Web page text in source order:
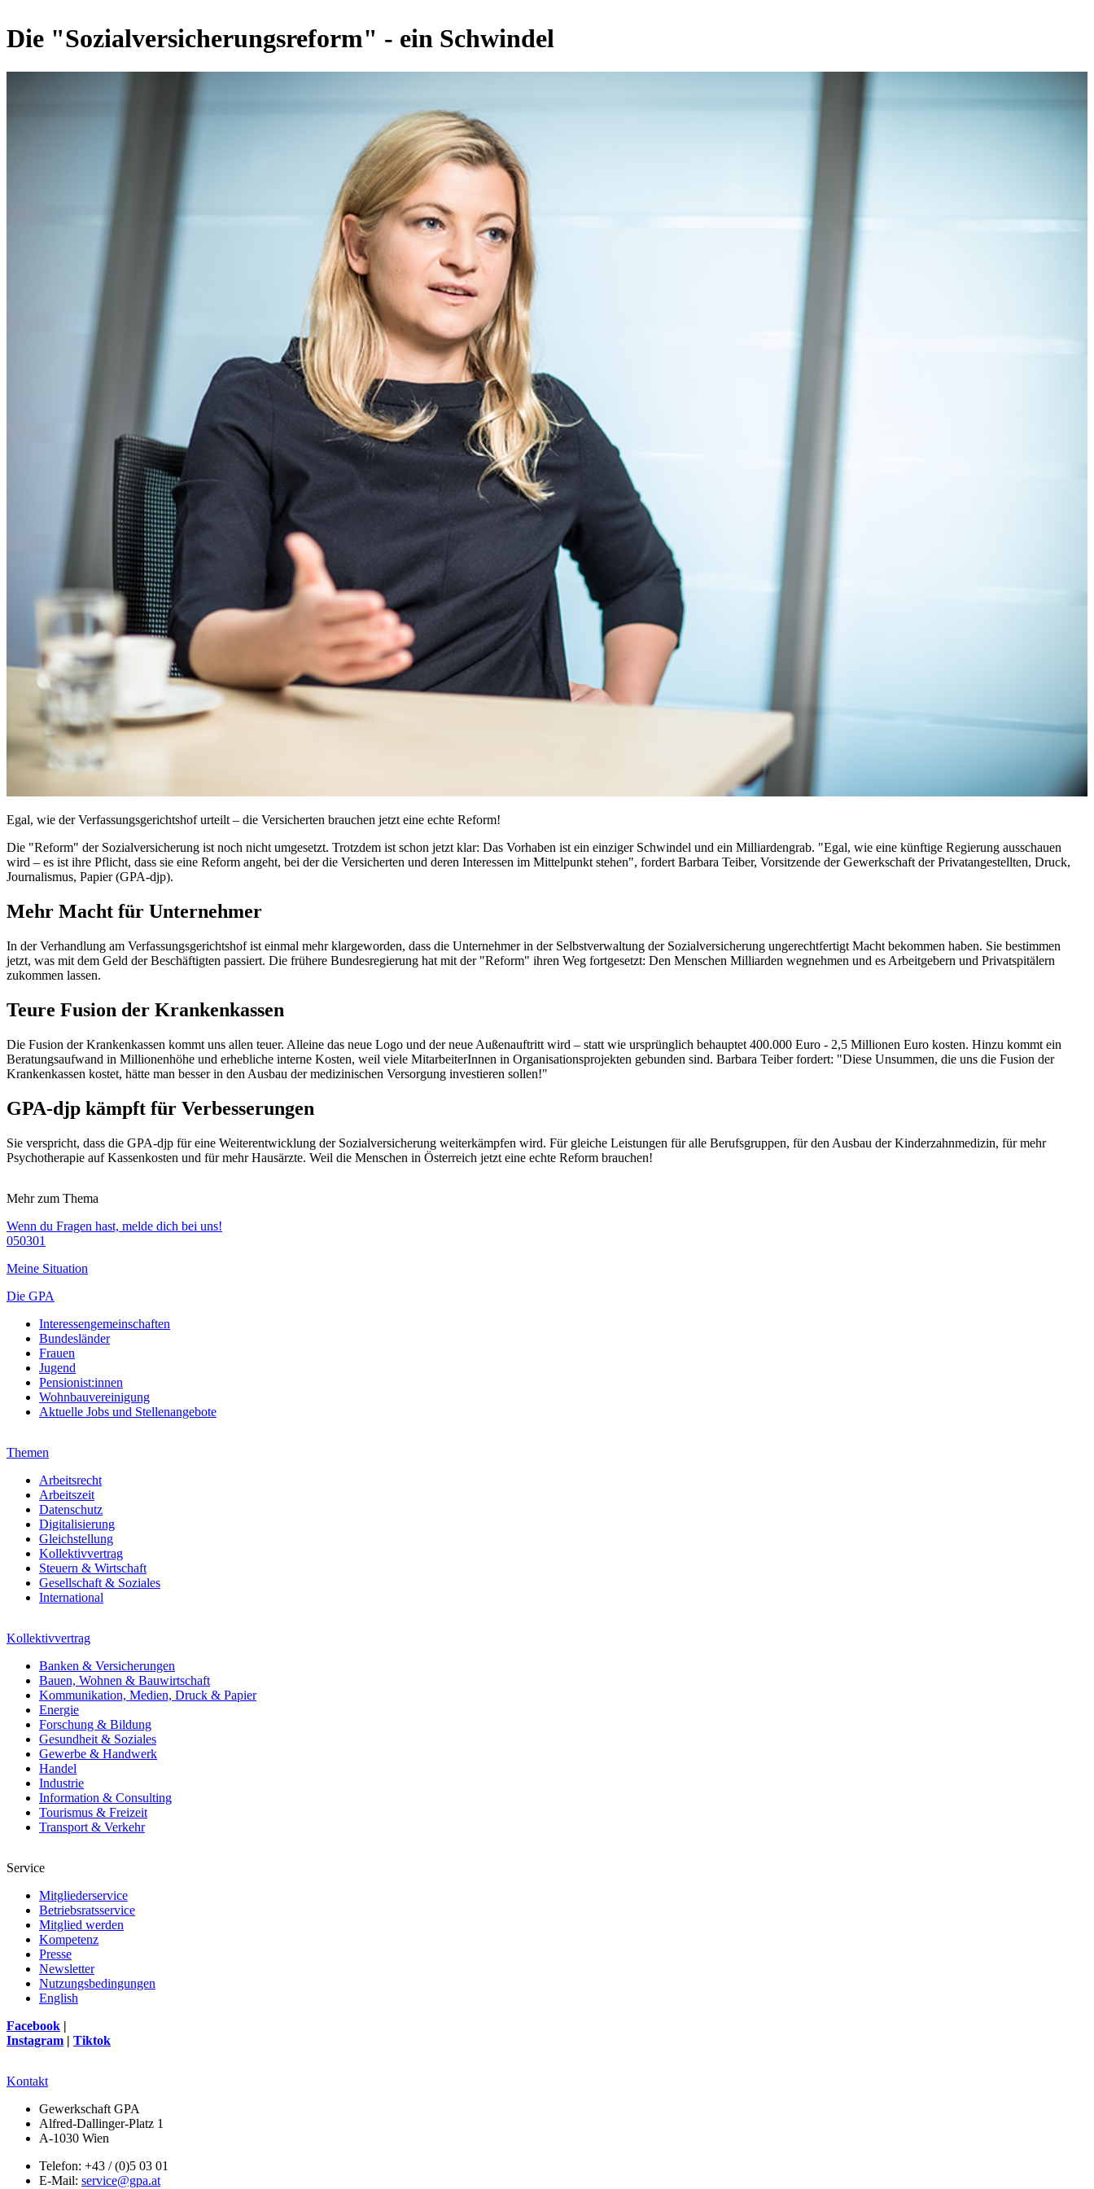
Die "Sozialversicherungsreform" - ein Schwindel
Egal, wie der Verfassungsgerichtshof urteilt – die Versicherten brauchen jetzt eine echte Reform!
Die "Reform" der Sozialversicherung ist noch nicht umgesetzt. Trotzdem ist schon jetzt klar: Das Vorhaben ist ein einziger Schwindel und ein Milliardengrab. "Egal, wie eine künftige Regierung ausschauen
wird – es ist ihre Pflicht, dass sie eine Reform angeht, bei der die Versicherten und deren Interessen im Mittelpunkt stehen", fordert Barbara Teiber, Vorsitzende der Gewerkschaft der Privatangestellten, Druck,
Journalismus, Papier (GPA-djp).
Mehr Macht für Unternehmer
In der Verhandlung am Verfassungsgerichtshof ist einmal mehr klargeworden, dass die Unternehmer in der Selbstverwaltung der Sozialversicherung ungerechtfertigt Macht bekommen haben. Sie bestimmen
jetzt, was mit dem Geld der Beschäftigten passiert. Die frühere Bundesregierung hat mit der "Reform" ihren Weg fortgesetzt: Den Menschen Milliarden wegnehmen und es Arbeitgebern und Privatspitälern
zukommen lassen.
Teure Fusion der Krankenkassen
Die Fusion der Krankenkassen kommt uns allen teuer. Alleine das neue Logo und der neue Außenauftritt wird – statt wie ursprünglich behauptet 400.000 Euro - 2,5 Millionen Euro kosten. Hinzu kommt ein
Beratungsaufwand in Millionenhöhe und erhebliche interne Kosten, weil viele MitarbeiterInnen in Organisationsprojekten gebunden sind. Barbara Teiber fordert: "Diese Unsummen, die uns die Fusion der
Krankenkassen kostet, hätte man besser in den Ausbau der medizinischen Versorgung investieren sollen!"
GPA-djp kämpft für Verbesserungen
Sie verspricht, dass die GPA-djp für eine Weiterentwicklung der Sozialversicherung weiterkämpfen wird. Für gleiche Leistungen für alle Berufsgruppen, für den Ausbau der Kinderzahnmedizin, für mehr
Psychotherapie auf Kassenkosten und für mehr Hausärzte. Weil die Menschen in Österreich jetzt eine echte Reform brauchen!
Mehr zum Thema
Wenn du Fragen hast, melde dich bei uns!
050301
Meine Situation
Die GPA
Interessengemeinschaften
Bundesländer
Frauen
Jugend
Pensionist:innen
Wohnbauvereinigung
Aktuelle Jobs und Stellenangebote
Themen
Arbeitsrecht
Arbeitszeit
Datenschutz
Digitalisierung
Gleichstellung
Kollektivvertrag
Steuern & Wirtschaft
Gesellschaft & Soziales
International
Kollektivvertrag
Banken & Versicherungen
Bauen, Wohnen & Bauwirtschaft
Kommunikation, Medien, Druck & Papier
Energie
Forschung & Bildung
Gesundheit & Soziales
Gewerbe & Handwerk
Handel
Industrie
Information & Consulting
Tourismus & Freizeit
Transport & Verkehr
Service
Mitgliederservice
Betriebsratsservice
Mitglied werden
Kompetenz
Presse
Newsletter
Nutzungsbedingungen
English
Facebook |
Instagram | Tiktok
Kontakt
Gewerkschaft GPA
Alfred-Dallinger-Platz 1
A-1030 Wien
Telefon: +43 / (0)5 03 01
E-Mail: service@gpa.at